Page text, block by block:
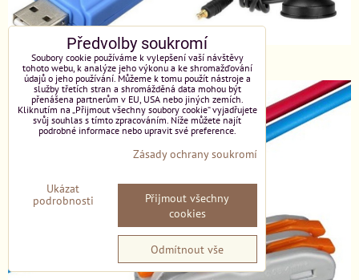
SDR přijímač
Předvolby soukromí
Soubory cookie používáme k vylepšení vaší návštěvy
tohoto webu, k analýze jeho výkonu a ke shromažďování
údajů o jeho používání. Můžeme k tomu použít nástroje a
služby třetích stran a shromážděná data mohou být
přenášena partnerům v EU, USA nebo jiných zemích.
Kliknutím na „Přijmout všechny soubory cookie“ vyjadřujete
svůj souhlas s tímto zpracováním. Níže můžete najít
podrobné informace nebo upravit své preference.
Zásady ochrany soukromí
Ukázat
podrobnosti
Přijmout všechny
cookies
Odmítnout vše